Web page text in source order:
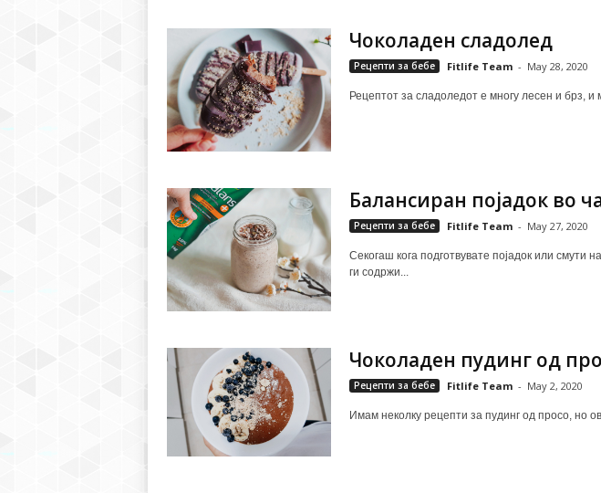
Чоколаден сладолед
Рецепти за бебе Fitlife Team - May 28, 2020
Рецептот за сладоледот е многу лесен и брз,
Балансиран појадок во
Рецепти за бебе Fitlife Team - May 27, 2020
Секогаш кога подготвувате појадок или смути
ги содржи...
Чоколаден пудинг од
Рецепти за бебе Fitlife Team - May 2, 2020
Имам неколку рецепти за пудинг од просо, но